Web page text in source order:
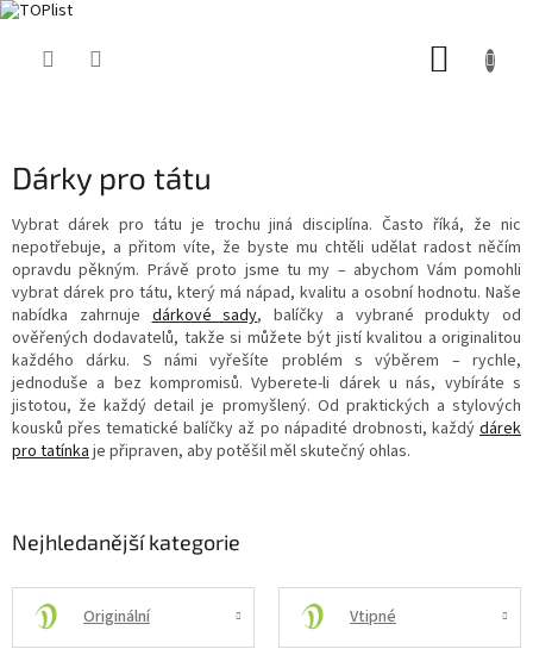
Dárky pro tátu
Vybrat dárek pro tátu je trochu jiná disciplína. Často říká, že nic
nepotřebuje, a přitom víte, že byste mu chtěli udělat radost něčím
opravdu pěkným. Právě proto jsme tu my – abychom Vám pomohli
vybrat dárek pro tátu, který má nápad, kvalitu a osobní hodnotu. Naše
nabídka zahrnuje dárkové sady, balíčky a vybrané produkty od
ověřených dodavatelů, takže si můžete být jistí kvalitou a originalitou
každého dárku. S námi vyřešíte problém s výběrem – rychle,
jednoduše a bez kompromisů. Vyberete-li dárek u nás, vybíráte s
jistotou, že každý detail je promyšlený. Od praktických a stylových
kousků přes tematické balíčky až po nápadité drobnosti, každý dárek
pro tatínka je připraven, aby potěšil měl skutečný ohlas.
Nejhledanější kategorie
Originální Vtipné